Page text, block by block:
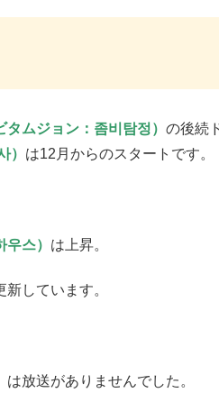
ムジョン：좀비탐정） の後続
） は12月からのスタートです。
스） は上昇。
しています。
は放送がありませんでした。